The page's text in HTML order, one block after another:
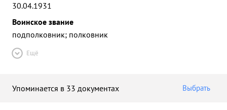
30.04.1931
Воинское звание
подполковник; полковник
Ещё
Упоминается в 33 документах Выбрать